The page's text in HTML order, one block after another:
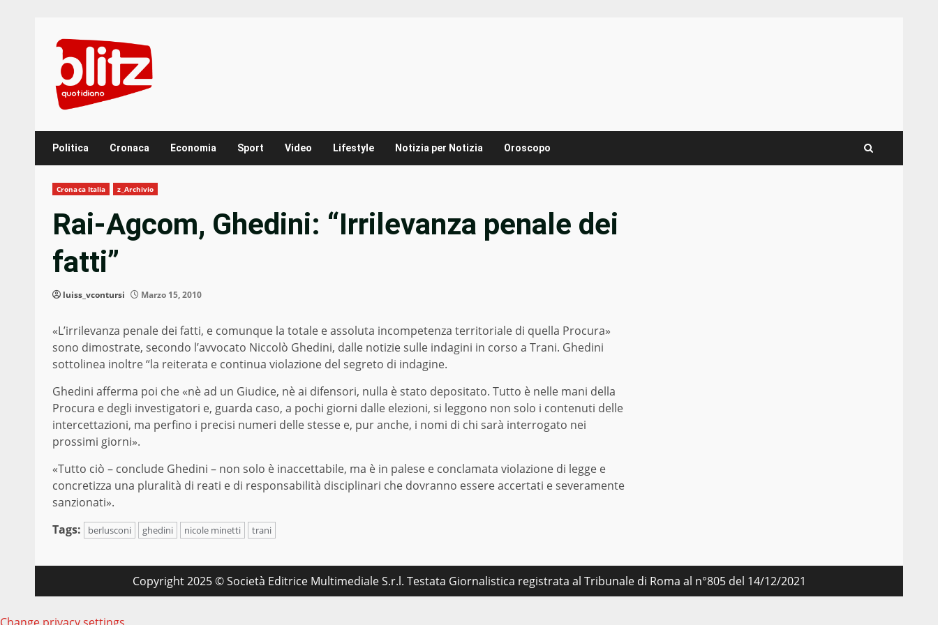
content
Politica Cronaca Economia Sport Video Lifestyle Notizia per Notizia Oroscopo
Cronaca Italia z_Archivio
Rai-Agcom, Ghedini: “Irrilevanza penale dei
fatti”
luiss_vcontursi Marzo 15, 2010
«L’irrilevanza penale dei fatti, e comunque la totale e assoluta incompetenza territoriale di quella Procura»
sono dimostrate, secondo l’avvocato Niccolò Ghedini, dalle notizie sulle indagini in corso a Trani. Ghedini
sottolinea inoltre “la reiterata e continua violazione del segreto di indagine.
Ghedini afferma poi che «nè ad un Giudice, nè ai difensori, nulla è stato depositato. Tutto è nelle mani della
Procura e degli investigatori e, guarda caso, a pochi giorni dalle elezioni, si leggono non solo i contenuti delle
intercettazioni, ma perfino i precisi numeri delle stesse e, pur anche, i nomi di chi sarà interrogato nei
prossimi giorni».
«Tutto ciò – conclude Ghedini – non solo è inaccettabile, ma è in palese e conclamata violazione di legge e
concretizza una pluralità di reati e di responsabilità disciplinari che dovranno essere accertati e severamente
sanzionati».
Tags:
berlusconi ghedini nicole minetti trani
Copyright 2025 © Società Editrice Multimediale S.r.l. Testata Giornalistica registrata al Tribunale di Roma al n°805 del 14/12/2021